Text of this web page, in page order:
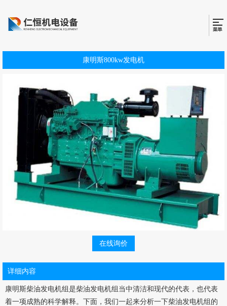
康明斯800kw发电机
在线询价
详细内容
康明斯柴油发电机组是柴油发电机组当中清洁和现代的代表，也代表
着一项成熟的科学解释。下面，我们一起来分析一下柴油发电机组的